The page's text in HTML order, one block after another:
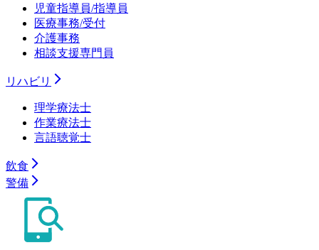
児童指導員/指導員
医療事務/受付
介護事務
相談支援専門員
リハビリ
理学療法士
作業療法士
言語聴覚士
飲食
警備